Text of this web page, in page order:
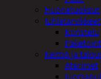
Huonetuoksut
Juhlatarvikkeet
Koristelu
Keittiö ja
Aterimet